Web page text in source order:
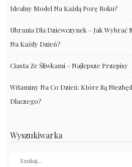
Idealny Model Na Każdą Porę Roku?
Ubrania Dla Dziewczynek – Jak Wybrać
Na Każdy Dzień?
Ciasta Ze Śliwkami – Najlepsze Przepisy
Witaminy Na Co Dzień: Które Są
Dlaczego?
Wyszukiwarka